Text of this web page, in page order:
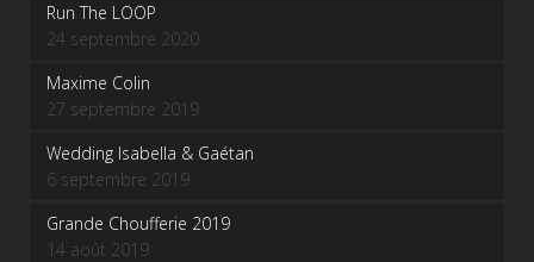
Run The LOOP
24 septembre 2020
Maxime Colin
27 septembre 2019
Wedding Isabella & Gaétan
6 septembre 2019
Grande Choufferie 2019
14 août 2019